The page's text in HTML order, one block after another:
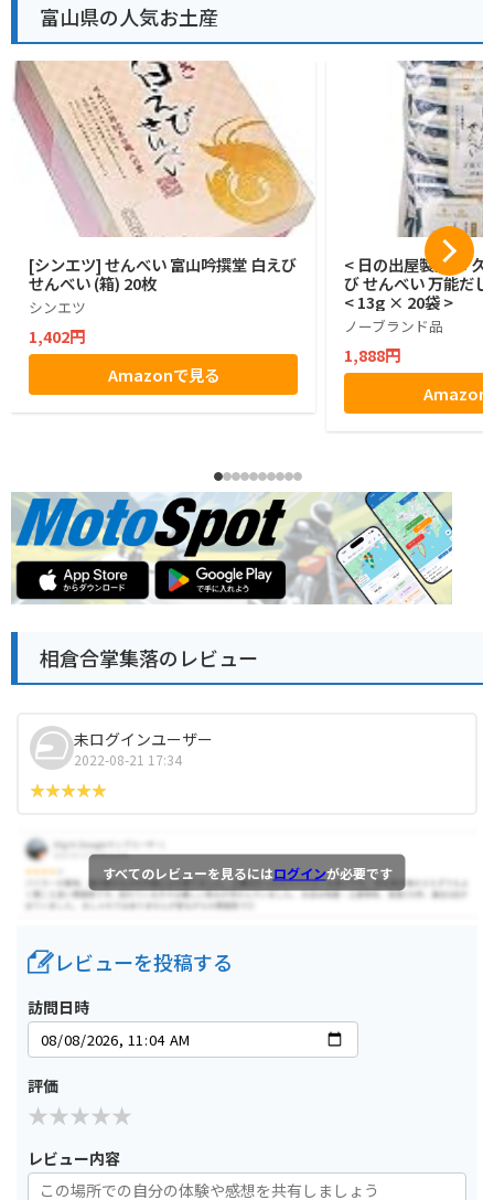
富山県の人気お土産
[シンエツ] せんべい 富山吟撰堂 白えび
せんべい (箱) 20枚
シンエツ
1,402円
Amazonで見る
< 日の出屋製菓 × 久
び せんべい 万能だ
< 13g × 20袋 >
ノーブランド品
1,888円
Amazon
相倉合掌集落のレビュー
未ログインユーザー
2022-08-21 17:34
すべてのレビューを見るにはログインが必要です
レビューを投稿する
訪問日時
評価
レビュー内容